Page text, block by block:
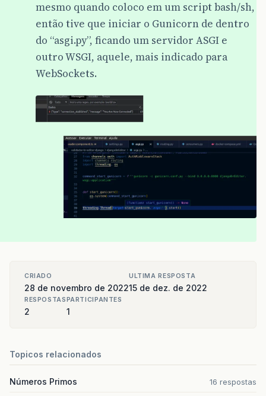
mesmo quando coloco em um script bash/sh,
então tive que iniciar o Gunicorn de dentro
do “asgi.py”, ficando um servidor ASGI e
outro WSGI, aquele, mais indicado para
WebSockets.
CRIADO
28 de novembro de 2022
ULTIMA RESPOSTA
15 de dez. de 2022
RESPOSTAS
2
PARTICIPANTES
1
Topicos relacionados
Números Primos 16 respostas